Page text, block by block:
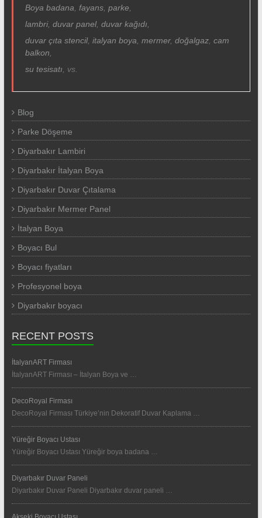
Boya badana
fayans, parke
lambri, duvar panel, duvar kağıdı
duvar çıta stencil, italyan boya mermer, doğalgaz, cam
balkon
su tesisatı , vs.
Blog
Parke Döşeme
Diyarbakır Lambiri
Diyarbakır İtalyan Boya
Diyarbakır Duvar Çıtalama
Diyarbakır Mermer Panel
İtalyan Boya
Boyacı Bul
Boyacı fiyatları
Profesyonel boya
Diyarbakır boyacı
RECENT POSTS
İtalyanART Firması
İtalyanART Firması – İtalyan Boya ve …
DecoRoyal Firması
DecoRoyal Firması Türkiye’nin Dekoratif Duvar Kaplama …
Yüreğir Boyacı Ustası
Yüreğir Boyacı Ustası Yüreğir boya badana …
Diyarbakır Duvar Paneli
Diyarbakır Duvar Paneli Diyarbakır duvar paneli …